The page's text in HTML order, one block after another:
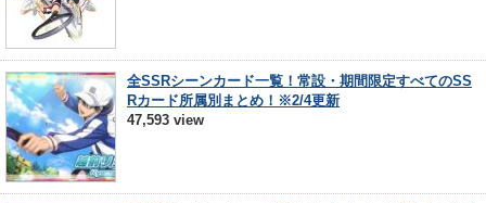
全SSRシーンカード一覧！常設・期間限定すべてのSS
Rカード所属別まとめ！※2/4更新
47,593 view